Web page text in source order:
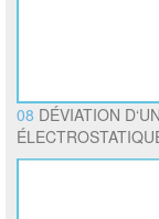
08 DÉVIATION